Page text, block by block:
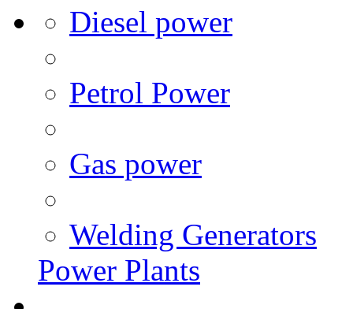
Diesel power
Petrol Power
Gas power
Welding Generators
Power Plants